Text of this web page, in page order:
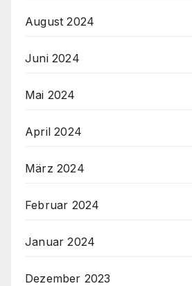
August 2024
Juni 2024
Mai 2024
April 2024
März 2024
Februar 2024
Januar 2024
Dezember 2023